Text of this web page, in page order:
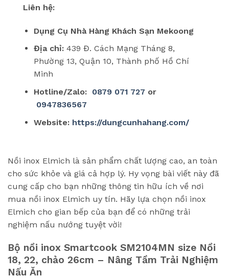
Liên hệ:
Dụng Cụ Nhà Hàng Khách Sạn Mekoong
Địa chỉ:439 Đ. Cách Mạng Tháng 8,
Phường 13, Quận 10, Thành phố Hồ Chí
Minh
Hotline/Zalo: 0879 071 727 or
0947836567
Website: https://dungcunhahang.com/
Nồi inox Elmich là sản phẩm chất lượng cao, an toàn
cho sức khỏe và giá cả hợp lý. Hy vọng bài viết này đã
cung cấp cho bạn những thông tin hữu ích về nơi
mua nồi inox Elmich uy tín. Hãy lựa chọn nồi inox
Elmich cho gian bếp của bạn để có những trải
nghiệm nấu nướng tuyệt vời!
Bộ nồi inox Smartcook SM2104MN size Nồi
18, 22, chảo 26cm – Nâng Tầm Trải Nghiệm
Nấu Ăn